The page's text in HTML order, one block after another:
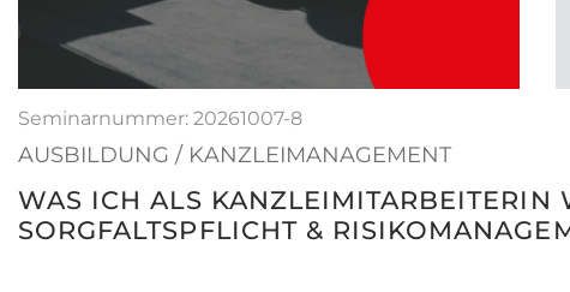
Seminarnummer: 20261007-8
AUSBILDUNG / KANZLEIMANAGEMENT
WAS ICH ALS KANZLEIMITARBEITERIN
SORGFALTSPFLICHT &